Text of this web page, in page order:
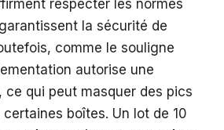
respecter les normes
la sécurité de
comme le souligne
autorise une
ce qui peut masquer des pics
boîtes. Un lot de 10